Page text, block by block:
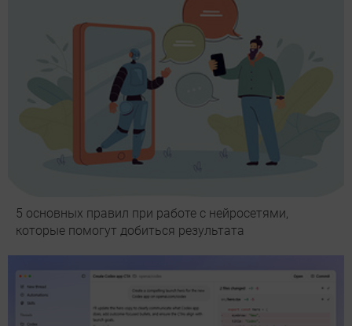
5 основных правил при работе с нейросетями,
которые помогут добиться результата